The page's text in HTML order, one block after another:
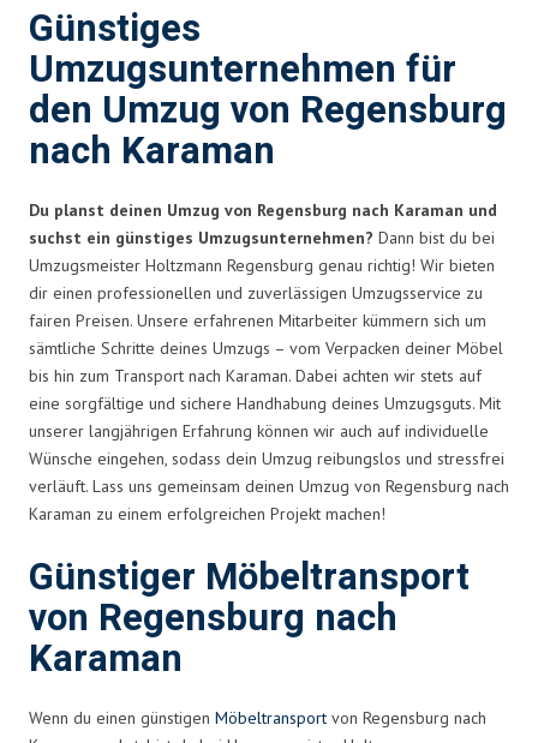
Günstiges
Umzugsunternehmen für
den Umzug von Regensburg
nach Karaman
Du planst deinen Umzug von Regensburg nach Karaman und
suchst ein günstiges Umzugsunternehmen? Dann bist du bei
Umzugsmeister Holtzmann Regensburg genau richtig! Wir bieten
dir einen professionellen und zuverlässigen Umzugsservice zu
fairen Preisen. Unsere erfahrenen Mitarbeiter kümmern sich um
sämtliche Schritte deines Umzugs – vom Verpacken deiner Möbel
bis hin zum Transport nach Karaman. Dabei achten wir stets auf
eine sorgfältige und sichere Handhabung deines Umzugsguts. Mit
unserer langjährigen Erfahrung können wir auch auf individuelle
Wünsche eingehen, sodass dein Umzug reibungslos und stressfrei
verläuft. Lass uns gemeinsam deinen Umzug von Regensburg nach
Karaman zu einem erfolgreichen Projekt machen!
Günstiger Möbeltransport
von Regensburg nach
Karaman
Wenn du einen günstigen Möbeltransport von Regensburg nach